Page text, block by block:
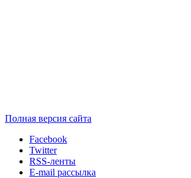
Полная версия сайта
Facebook
Twitter
RSS-ленты
E-mail рассылка